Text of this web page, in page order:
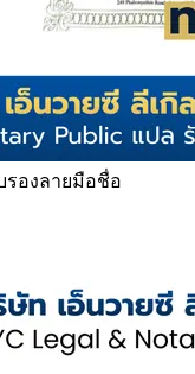
รองลายมือชื่อ